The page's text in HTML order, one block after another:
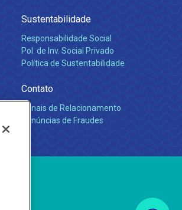
Sustentabilidade
Responsabilidade Social
Pol. de Inv. Social Privado
Política de Sustentabilidade
Contato
Canais de Relacionamento
Denúncias de Fraudes